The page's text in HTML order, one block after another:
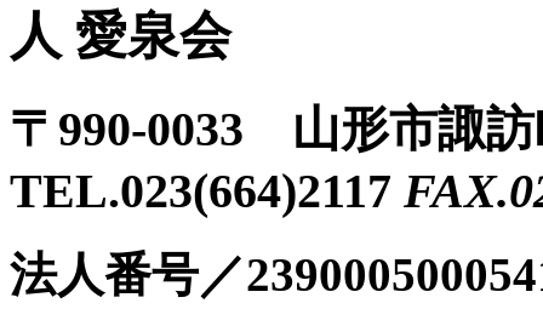
〒990-0033 山形市諏
TEL.023(664)2117
法人番号／